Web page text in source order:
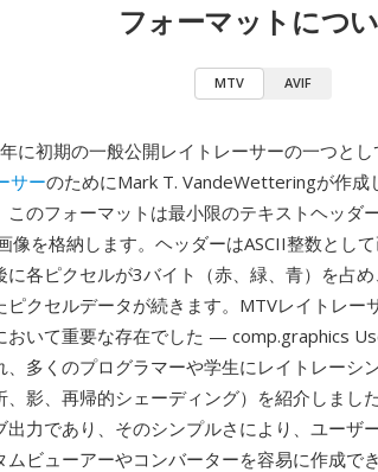
フォーマットにつ
MTV AVIF
に初期の一般公開レイトレーサーの一つと
サーのためにMark T. VandeWetteringが作成
このフォーマットは最小限のテキストヘッダ
像を格納します。ヘッダーはASCII整数とし
に各ピクセルが3バイト（赤、緑、青）を占
ピクセルデータが続きます。MTVレイトレー
おいて重要な存在でした — comp.graphics
、多くのプログラマーや学生にレイトレーシ
、影、再帰的シェーディング）を紹介しまし
出力であり、そのシンプルさにより、ユーザ
ムビューアーやコンバーターを容易に作成